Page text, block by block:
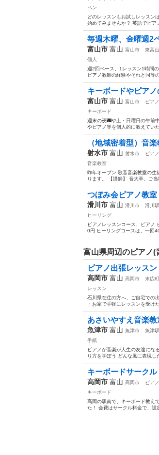
ペン
どのレッスンもお試しレッスン
始めてみませんか？ 英語でピア
毎週木曜、金曜週2
富山市 富山 富山市 東富
個人
週2回ペース、1レッスン1時間
ピアノ教師の経験やそれと同等
キーボードやピア
富山市 富山 富山市
ピアノ
キーボード
週末の夜🌃や土・日曜日の午前
やピアノ等を個人的に教えてい
（地域密着型）音
射水市 富山 射水市
ピアノ
音楽教室
昨年オープン 歌音音楽教室の生
ります。 【講師】 音大卒、ご
つぼみ会ピアノ教室
滑川市 富山 滑川市 滑川駅
ヒーリング
ピアノレッスンコース、ピアノ
0円 ヒーリングコースは、一回
富山県周辺のピアノ(
ピアノ出張レッスン
高岡市 富山 高岡市 末広
レッスン
石川県在住の方へ、ご自宅での
・お家で手軽にレッスンを受け
あさいやすえ音楽教
魚津市 富山 魚津市 魚津駅
手紙
ピアノが音楽が人生の友達に
り方を学ぼう どんな風に表現
キーボードサークル
高岡市 富山 高岡市
ピアノ
キーボード
高岡の駅南で、キーボード教え
た！ 会費はサークル料金で、